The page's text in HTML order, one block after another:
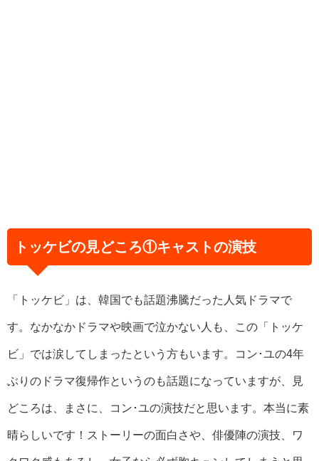
トッケビの見どころ①キャストの演技
「トッケビ」は、韓国でも話題沸騰だった人気ドラマで
す。なかなかドラマや映画で泣かない人も、この「トッケ
ビ」では涙してしまったという方もいます。コン･ユの4年
ぶりのドラマ復帰作というのも話題になっていますが、見
どころは、まさに、コン･ユの演技だと思います。本当に素
晴らしいです！ストーリーの面白さや、俳優陣の演技、ワ